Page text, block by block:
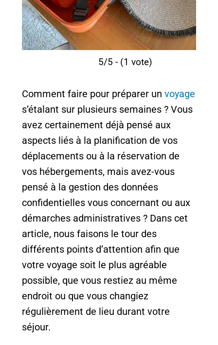
5/5 - (1 vote)
Comment faire pour préparer un voyage
s’étalant sur plusieurs semaines ? Vous
avez certainement déjà pensé aux
aspects liés à la planification de vos
déplacements ou à la réservation de
vos hébergements, mais avez-vous
pensé à la gestion des données
confidentielles vous concernant ou aux
démarches administratives ? Dans cet
article, nous faisons le tour des
différents points d’attention afin que
votre voyage soit le plus agréable
possible, que vous restiez au même
endroit ou que vous changiez
régulièrement de lieu durant votre
séjour.